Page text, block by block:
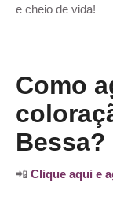
e cheio de vida!
Como
Bessa?
📲 Clique aqui e